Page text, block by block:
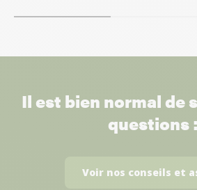
Il est bien normal de
questions
Voir nos conseils et